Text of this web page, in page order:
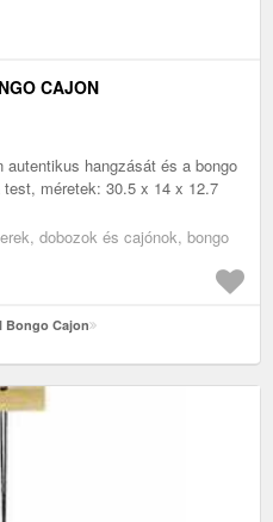
CAJON
hangzását és a bongo
méretek: 30.5 x 14 x 12.7
dobozok és cajónok, bongo
Bongo Cajon